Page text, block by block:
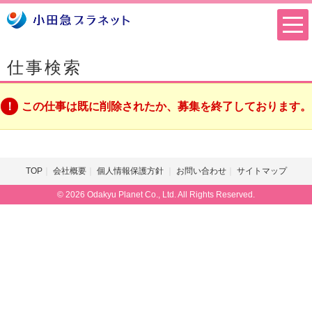
仕事検索
この仕事は既に削除されたか、募集を終了しております。
TOP 会社概要 個人情報保護方針 お問い合わせ サイトマップ
© 2026 Odakyu Planet Co., Ltd. All Rights Reserved.